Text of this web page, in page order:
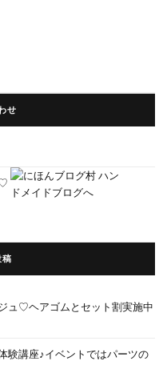
せ
稿
ュ♡ヘアゴムとセット割実施中
験講座♪イベントではパーツの